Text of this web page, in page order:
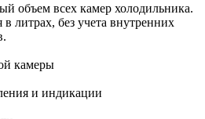
объем всех камер холодильника.
литрах, без учета внутренних
камеры
и индикации